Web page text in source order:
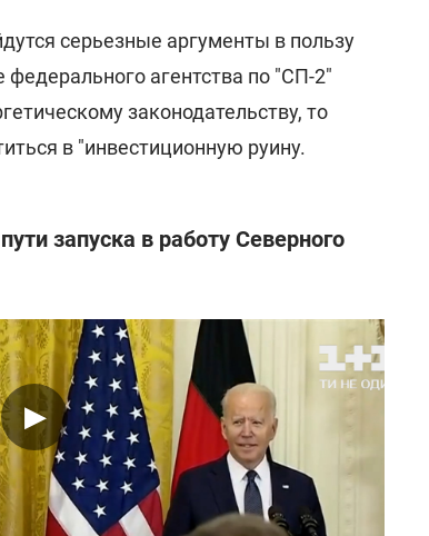
серьезные аргументы в пользу
агентства по "СП-2"
законодательству, то
в "инвестиционную руину.
запуска в работу Северного